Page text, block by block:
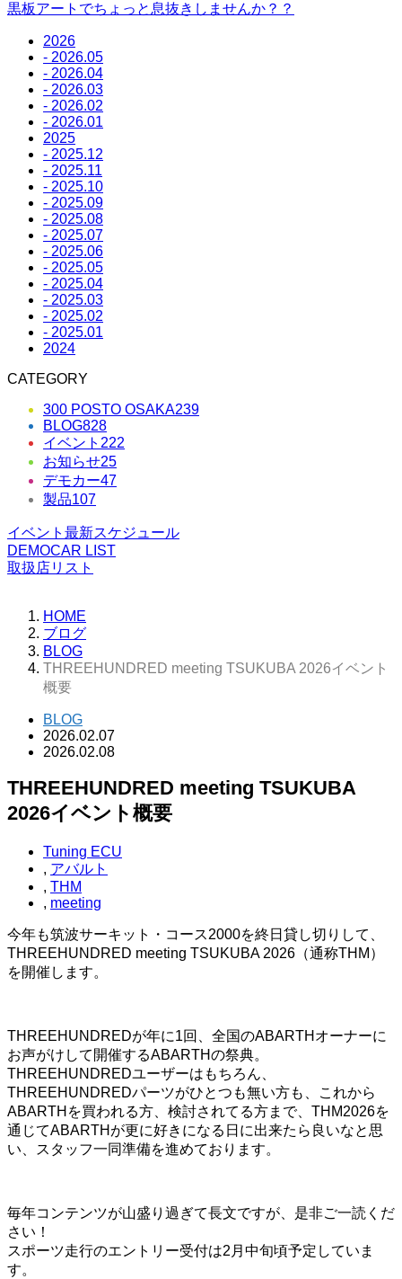
黒板アートでちょっと息抜きしませんか？？
2026
- 2026.05
- 2026.04
- 2026.03
- 2026.02
- 2026.01
2025
- 2025.12
- 2025.11
- 2025.10
- 2025.09
- 2025.08
- 2025.07
- 2025.06
- 2025.05
- 2025.04
- 2025.03
- 2025.02
- 2025.01
2024
CATEGORY
300 POSTO OSAKA239
BLOG828
イベント 222
お知らせ25
デモカー47
製品107
イベント最新スケジュール
DEMOCAR LIST
取扱店リスト
HOME
ブログ
BLOG
THREEHUNDRED meeting TSUKUBA 2026イベント
概要
BLOG
2026.02.07
2026.02.08
THREEHUNDRED meeting TSUKUBA
2026イベント概要
Tuning ECU
, アバルト
, THM
, meeting
今年も筑波サーキット・コース2000を終日貸し切りして、
THREEHUNDRED meeting TSUKUBA 2026（通称THM）
を開催します。
THREEHUNDREDが年に1回、全国のABARTHオーナーに
お声がけして開催するABARTHの祭典。
THREEHUNDREDユーザーはもちろん、
THREEHUNDREDパーツがひとつも無い方も、これから
ABARTHを買われる方、検討されてる方まで、THM2026を
通じてABARTHが更に好きになる日に出来たら良いなと思
い、スタッフ一同準備を進めております。
毎年コンテンツが山盛り過ぎて長文ですが、是非ご一読くだ
さい！
スポーツ走行のエントリー受付は2月中旬頃予定していま
す。